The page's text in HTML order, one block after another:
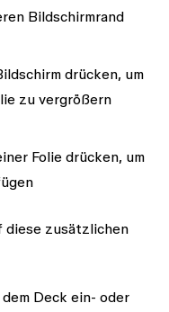
Bildschirmrand
drücken, um
zu vergrößern
Folie drücken, um
diese zusätzlichen
Deck ein- oder